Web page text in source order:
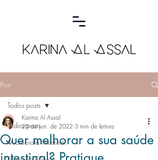
Post
Todos posts
Microbiota Intestinal
Todos posts
Quer melhorar a sua saúde
Karina Al Assal
20 de jun. de 2022 3 min de leitura